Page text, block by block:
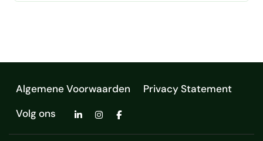
Algemene Voorwaarden
Privacy Statement
Volg ons